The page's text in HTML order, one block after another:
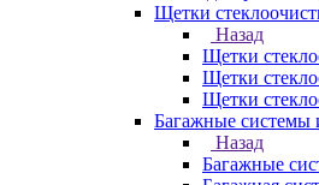
Щетки
Назад
Щетки
Щетки
Щетки
Багажные системы
Назад
Багажные